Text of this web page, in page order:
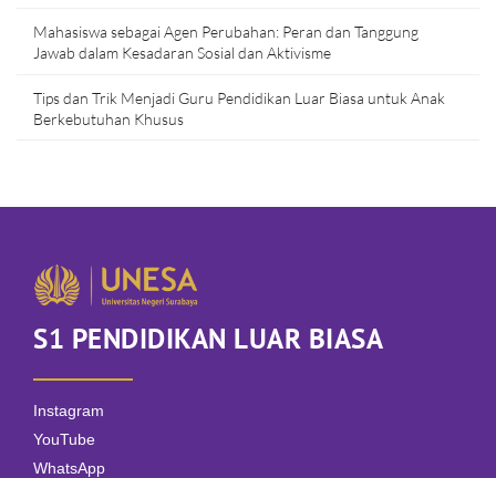
Mahasiswa sebagai Agen Perubahan: Peran dan Tanggung
Jawab dalam Kesadaran Sosial dan Aktivisme
Tips dan Trik Menjadi Guru Pendidikan Luar Biasa untuk Anak
Berkebutuhan Khusus
S1 PENDIDIKAN LUAR BIASA
Instagram
YouTube
WhatsApp